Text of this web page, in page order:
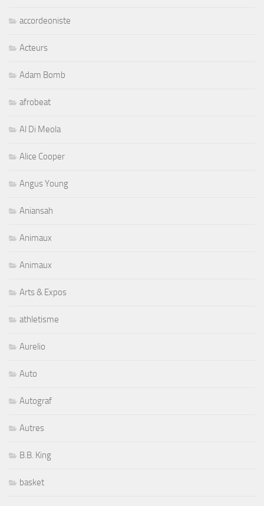
accordeoniste
Acteurs
Adam Bomb
afrobeat
Al Di Meola
Alice Cooper
Angus Young
Aniansah
Animaux
Animaux
Arts & Expos
athletisme
Aurelio
Auto
Autograf
Autres
B.B. King
basket